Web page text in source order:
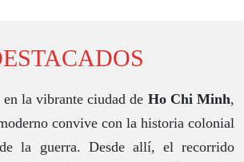
la vibrante ciudad de Ho Chi Minh,
convive con la historia colonial
la guerra. Desde allí, el recorrido